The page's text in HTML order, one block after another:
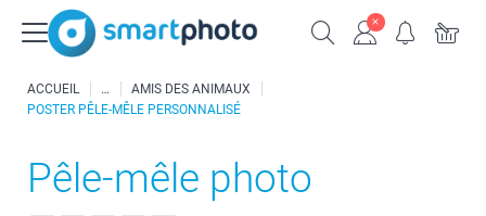
ACCUEIL
AMIS DES ANIMAUX
POSTER PÊLE-MÊLE PERSONNALISÉ
Pêle-mêle photo